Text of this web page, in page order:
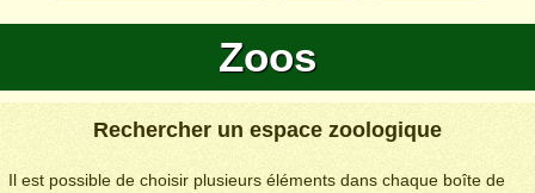
Zoos
Rechercher un espace zoologique
Il est possible de choisir plusieurs éléments dans chaque boîte de